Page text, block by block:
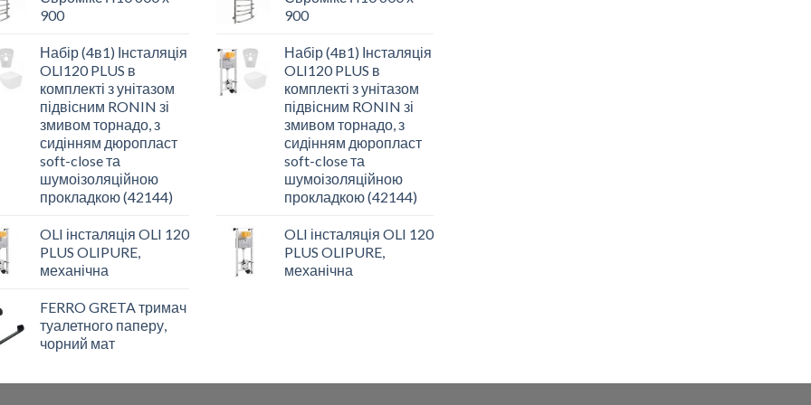
900
Набір (4в1) Інсталяція
OLI120 PLUS в
комплекті з унітазом
підвісним RONIN зі
змивом торнадо, з
сидінням дюропласт
soft-close та
шумоізоляційною
прокладкою (42144)
OLI інсталяція OLI 120
PLUS OLIPURE,
механічна
FERRO GRETA тримач
туалетного паперу,
чорний мат
900
Набір (4в1) Інсталяція
OLI120 PLUS в
комплекті з унітазом
підвісним RONIN зі
змивом торнадо, з
сидінням дюропласт
soft-close та
шумоізоляційною
прокладкою (42144)
OLI інсталяція OLI 120
PLUS OLIPURE,
механічна